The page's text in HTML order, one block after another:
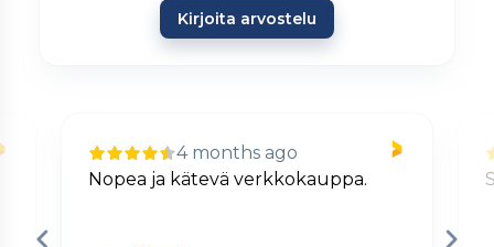
Kirjoita arvostelu
4 months ago
Nopea ja kätevä verkkokauppa.